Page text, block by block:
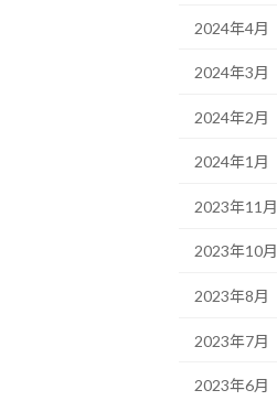
2024年4月
2024年3月
2024年2月
2024年1月
2023年11月
2023年10月
2023年8月
2023年7月
2023年6月